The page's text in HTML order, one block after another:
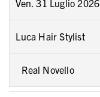
Ven. 31 Luglio 2026
Luca Hair Stylist
Real Novello